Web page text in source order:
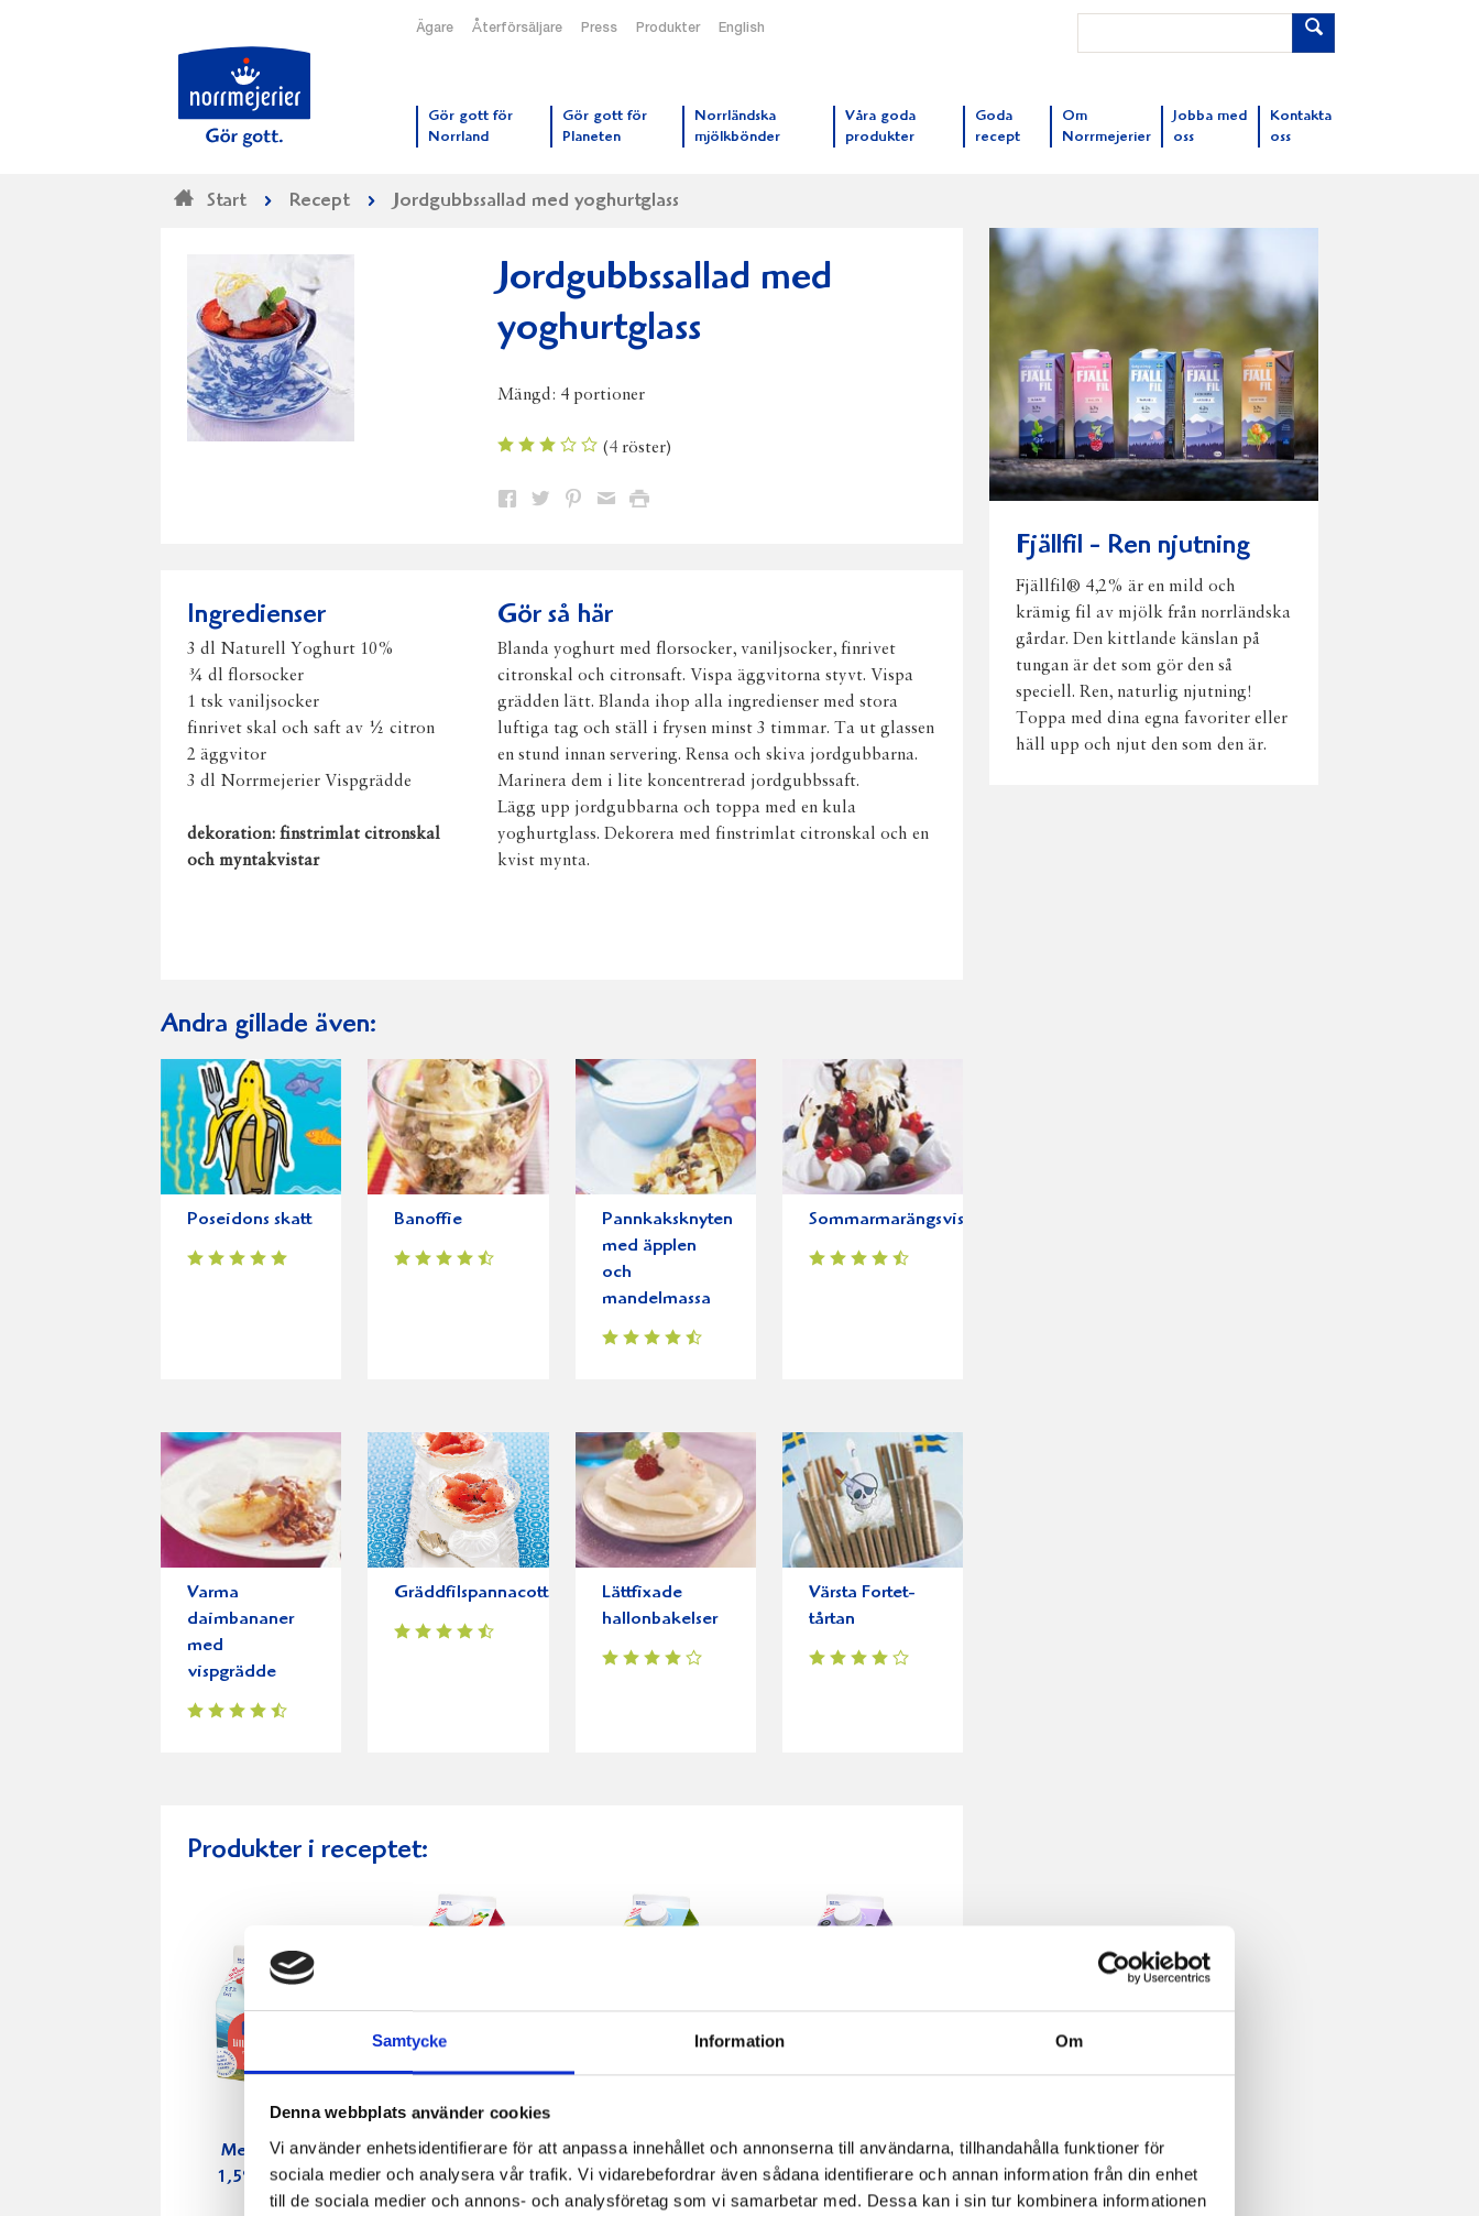
Samtycke Information Om
Denna webbplats använder cookies
Vi använder enhetsidentifierare för att anpassa innehållet och annonserna till användarna, tillhandahålla funktioner för
sociala medier och analysera vår trafik. Vi vidarebefordrar även sådana identifierare och annan information från din enhet
till de sociala medier och annons- och analysföretag som vi samarbetar med. Dessa kan i sin tur kombinera informationen
Ägare Återförsäljare Press Produkter English
Gör gott för
Norrland
Gör gott för
Planeten
Norrländska
mjölkbönder
Våra goda
produkter
Goda
recept
Om
Norrmejerier
Jobba med
oss
Kontakta
oss
Start Recept Jordgubbssallad med yoghurtglass
Jordgubbssallad med
yoghurtglass
Mängd: 4 portioner
(4 röster)
Dela Dela Dela DelaSkriv
Ingredienser
3 dl Naturell Yoghurt 10%
¾ dl florsocker
1 tsk vaniljsocker
finrivet skal och saft av ½ citron
2 äggvitor
3 dl Norrmejerier Vispgrädde
dekoration: finstrimlat citronskal
och myntakvistar
Gör så här
Blanda yoghurt med florsocker, vaniljsocker, finrivet
citronskal och citronsaft. Vispa äggvitorna styvt. Vispa
grädden lätt. Blanda ihop alla ingredienser med stora
luftiga tag och ställ i frysen minst 3 timmar. Ta ut glassen
en stund innan servering. Rensa och skiva jordgubbarna.
Marinera dem i lite koncentrerad jordgubbssaft.
Lägg upp jordgubbarna och toppa med en kula
yoghurtglass. Dekorera med finstrimlat citronskal och en
kvist mynta.
Andra gillade även:
Poseidons skatt Banoffie
Pannkaksknyten
med äpplen
och
mandelmassa
Sommarmarängsviss
Varma
daimbananer
med
vispgrädde
Gräddfilspannacotta
Lättfixade
hallonbakelser
Värsta Fortet-
tårtan
Produkter i receptet:
Mellanmjölk
1,5% laktosfri
3dl
Jordgubbsfil
2,7% 1000g
Päronfil 2,7%
1000g
Skogsbärsfil
2,7% 1000g
Fjällfil - Ren njutning
Fjällfil® 4,2% är en mild och
krämig fil av mjölk från norrländska
gårdar. Den kittlande känslan på
tungan är det som gör den så
speciell. Ren, naturlig njutning!
Toppa med dina egna favoriter eller
häll upp och njut den som den är.